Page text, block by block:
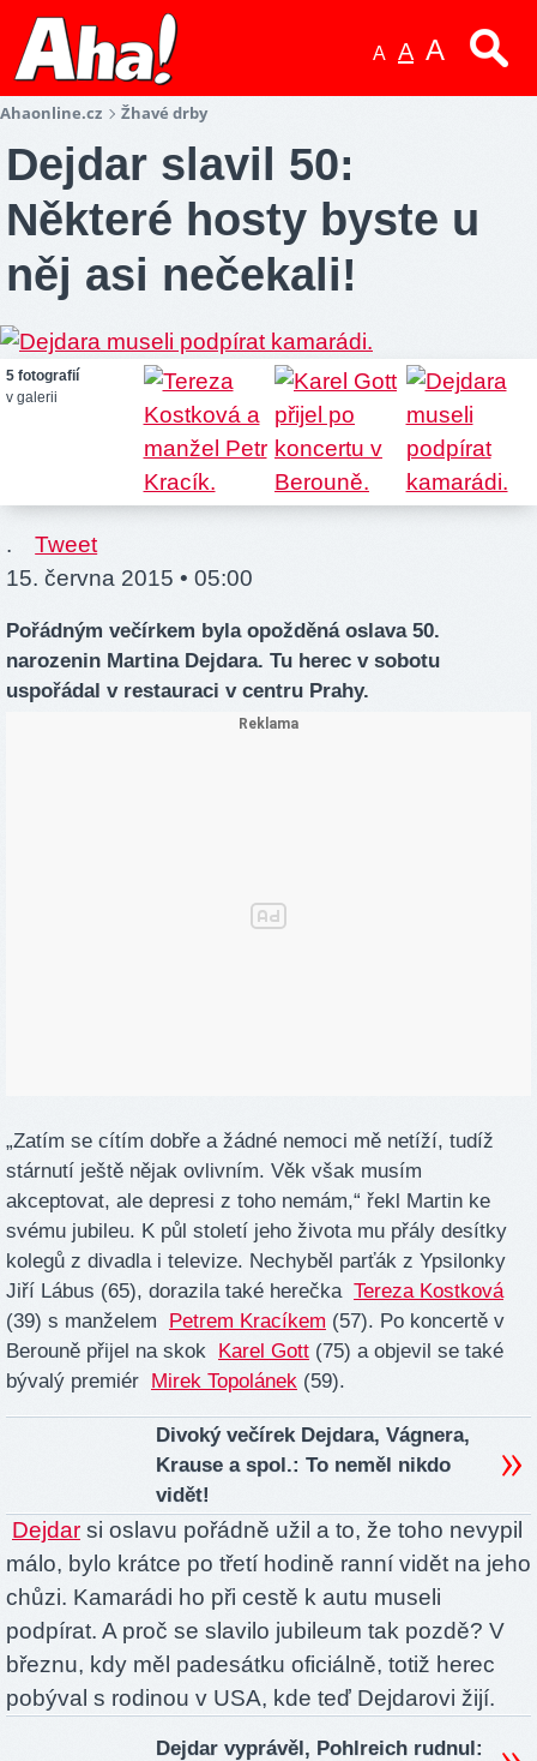
A A A
Ahaonline.cz Žhavé drby
Dejdar slavil 50:
Některé hosty byste u
něj asi nečekali!
5 fotografií
v galerii
.
Tweet
15. června 2015 • 05:00
Pořádným večírkem byla opožděná oslava 50.
narozenin Martina Dejdara. Tu herec v sobotu
uspořádal v restauraci v centru Prahy.
„Zatím se cítím dobře a žádné nemoci mě netíží, tudíž
stárnutí ještě nějak ovlivním. Věk však musím
akceptovat, ale depresi z toho nemám,“ řekl Martin ke
svému jubileu. K půl století jeho života mu přály desítky
kolegů z divadla i televize. Nechyběl parťák z Ypsilonky
Jiří Lábus (65), dorazila také herečka Tereza Kostková
(39) s manželem
Petrem Kracíkem (57). Po koncertě v
Berouně přijel na skok
Karel Gott (75) a objevil se také
bývalý premiér
Mirek Topolánek (59).
Divoký večírek Dejdara, Vágnera,
Krause a spol.: To neměl nikdo
vidět!
Dejdar si oslavu pořádně užil a to, že toho nevypil
málo, bylo krátce po třetí hodině ranní vidět na jeho
chůzi. Kamarádi ho při cestě k autu museli
podpírat. A proč se slavilo jubileum tak pozdě? V
březnu, kdy měl padesátku oficiálně, totiž herec
pobýval s rodinou v USA, kde teď Dejdarovi žijí.
Dejdar vyprávěl, Pohlreich rudnul: